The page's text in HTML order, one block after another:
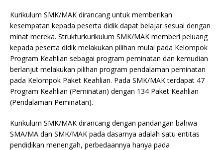
Kurikulum SMK/MAK dirancang untuk memberikan
kesempatan kepada peserta didik dapat belajar sesuai dengan
minat mereka. Strukturkurikulum SMK/MAK memberi peluang
kepada peserta didik melakukan pilihan mulai pada Kelompok
Program Keahlian sebagai program peminatan dan kemudian
berlanjut melakukan pilihan program pendalaman peminatan
pada Kelompok Paket Keahlian. Pada SMK/MAK terdapat 47
Program Keahlian (Peminatan) dengan 134 Paket Keahlian
(Pendalaman Peminatan).
Kurikulum SMK/MAK dirancang dengan pandangan bahwa
SMA/MA dan SMK/MAK pada dasarnya adalah satu entitas
pendidikan menengah, perbedaannya hanya pada